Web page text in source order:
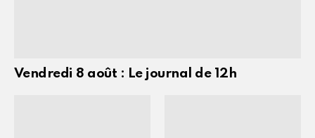
Vendredi 8 août : Le journal de 12h